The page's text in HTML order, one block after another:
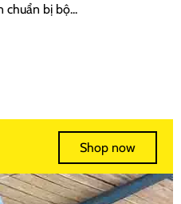
chuẩn bị bộ...
Shop now